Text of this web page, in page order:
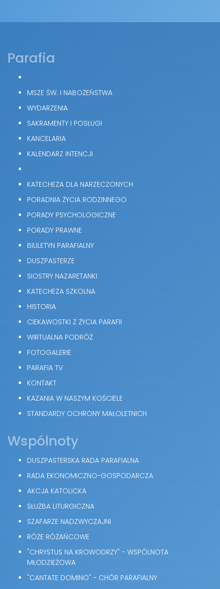
Parafia
MSZE ŚW. I NABOŻEŃSTWA
WYDARZENIA
SAKRAMENTY I POSŁUGI
KANCELARIA
KALENDARZ INTENCJI
KATECHEZA DLA NARZECZONYCH
PORADNIA ŻYCIA RODZINNEGO
PORADY PSYCHOLOGICZNE
PORADY PRAWNE
BIULETYN PARAFIALNY
DUSZPASTERZE
SIOSTRY NAZARETANKI
KATECHEZA SZKOLNA
HISTORIA
CIEKAWOSTKI Z ŻYCIA PARAFII
WIRTUALNA PODRÓŻ
FOTOGALERIE
PARAFIA TV
KONTAKT
KAZANIA W NASZYM KOŚCIELE
STANDARDY OCHRONY MAŁOLETNICH
Wspólnoty
DUSZPASTERSKA RADA PARAFIALNA
RADA EKONOMICZNO-GOSPODARCZA
AKCJA KATOLICKA
SŁUŻBA LITURGICZNA
SZAFARZE NADZWYCZAJNI
RÓŻE RÓŻAŃCOWE
"CHRYSTUS NA KROWODRZY" - WSPÓLNOTA
MŁODZIEŻOWA
"CANTATE DOMINO" - CHÓR PARAFIALNY